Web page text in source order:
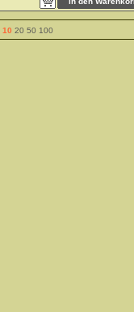
10 20 50 100